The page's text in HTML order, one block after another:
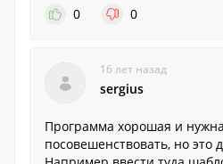
0
0
16 лет назад
sergius
Программа хорошая и
посовешенствовать, но это